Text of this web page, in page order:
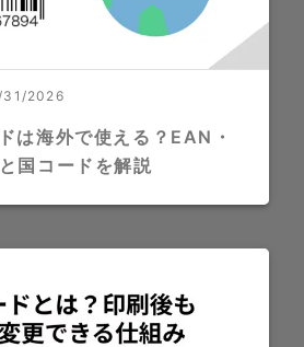
31/2026
は海外で使える？EAN・
国コードを解説